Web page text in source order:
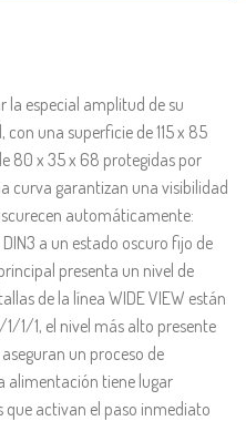
la especial amplitud de su
una superficie de 115 x 85
80 x 35 x 68 protegidas por
curva garantizan una visibilidad
automáticamente:
a un estado oscuro fijo de
presenta un nivel de
de la línea WIDE VIEW están
1/1, el nivel más alto presente
un proceso de
alimentación tiene lugar
activan el paso inmediato